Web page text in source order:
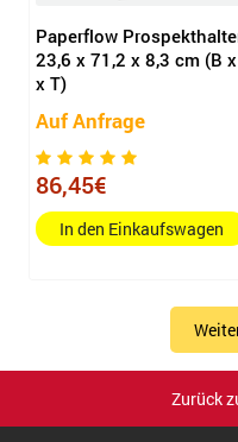
Paperflow
23,6 x 71,2 x 8,3 cm (B
x T)
Auf Anfrage
86,45€
In den Einkaufswagen
Zurück